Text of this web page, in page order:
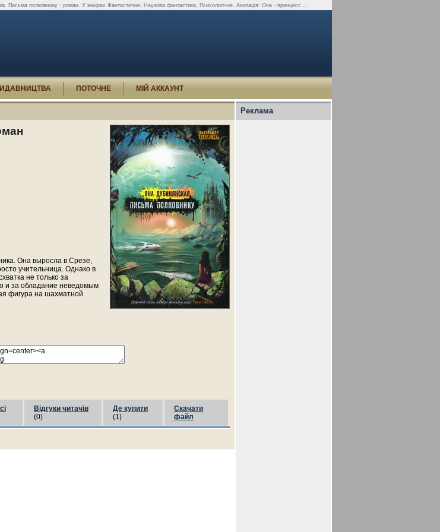
Письма полковнику : роман. У жанрах Фантастичне, Наукова фантастика, Психологічне. Анотація: Она - принцесс...
ПОТОЧНЕ МІЙ АККАУНТ
Она выросла в Срезе,
учительница. Однако в
не только за
и за обладание неведомым
фигура на шахматной
Відгуки читачів
(0)
Де купити
(1)
Скачати
файл
Реклама